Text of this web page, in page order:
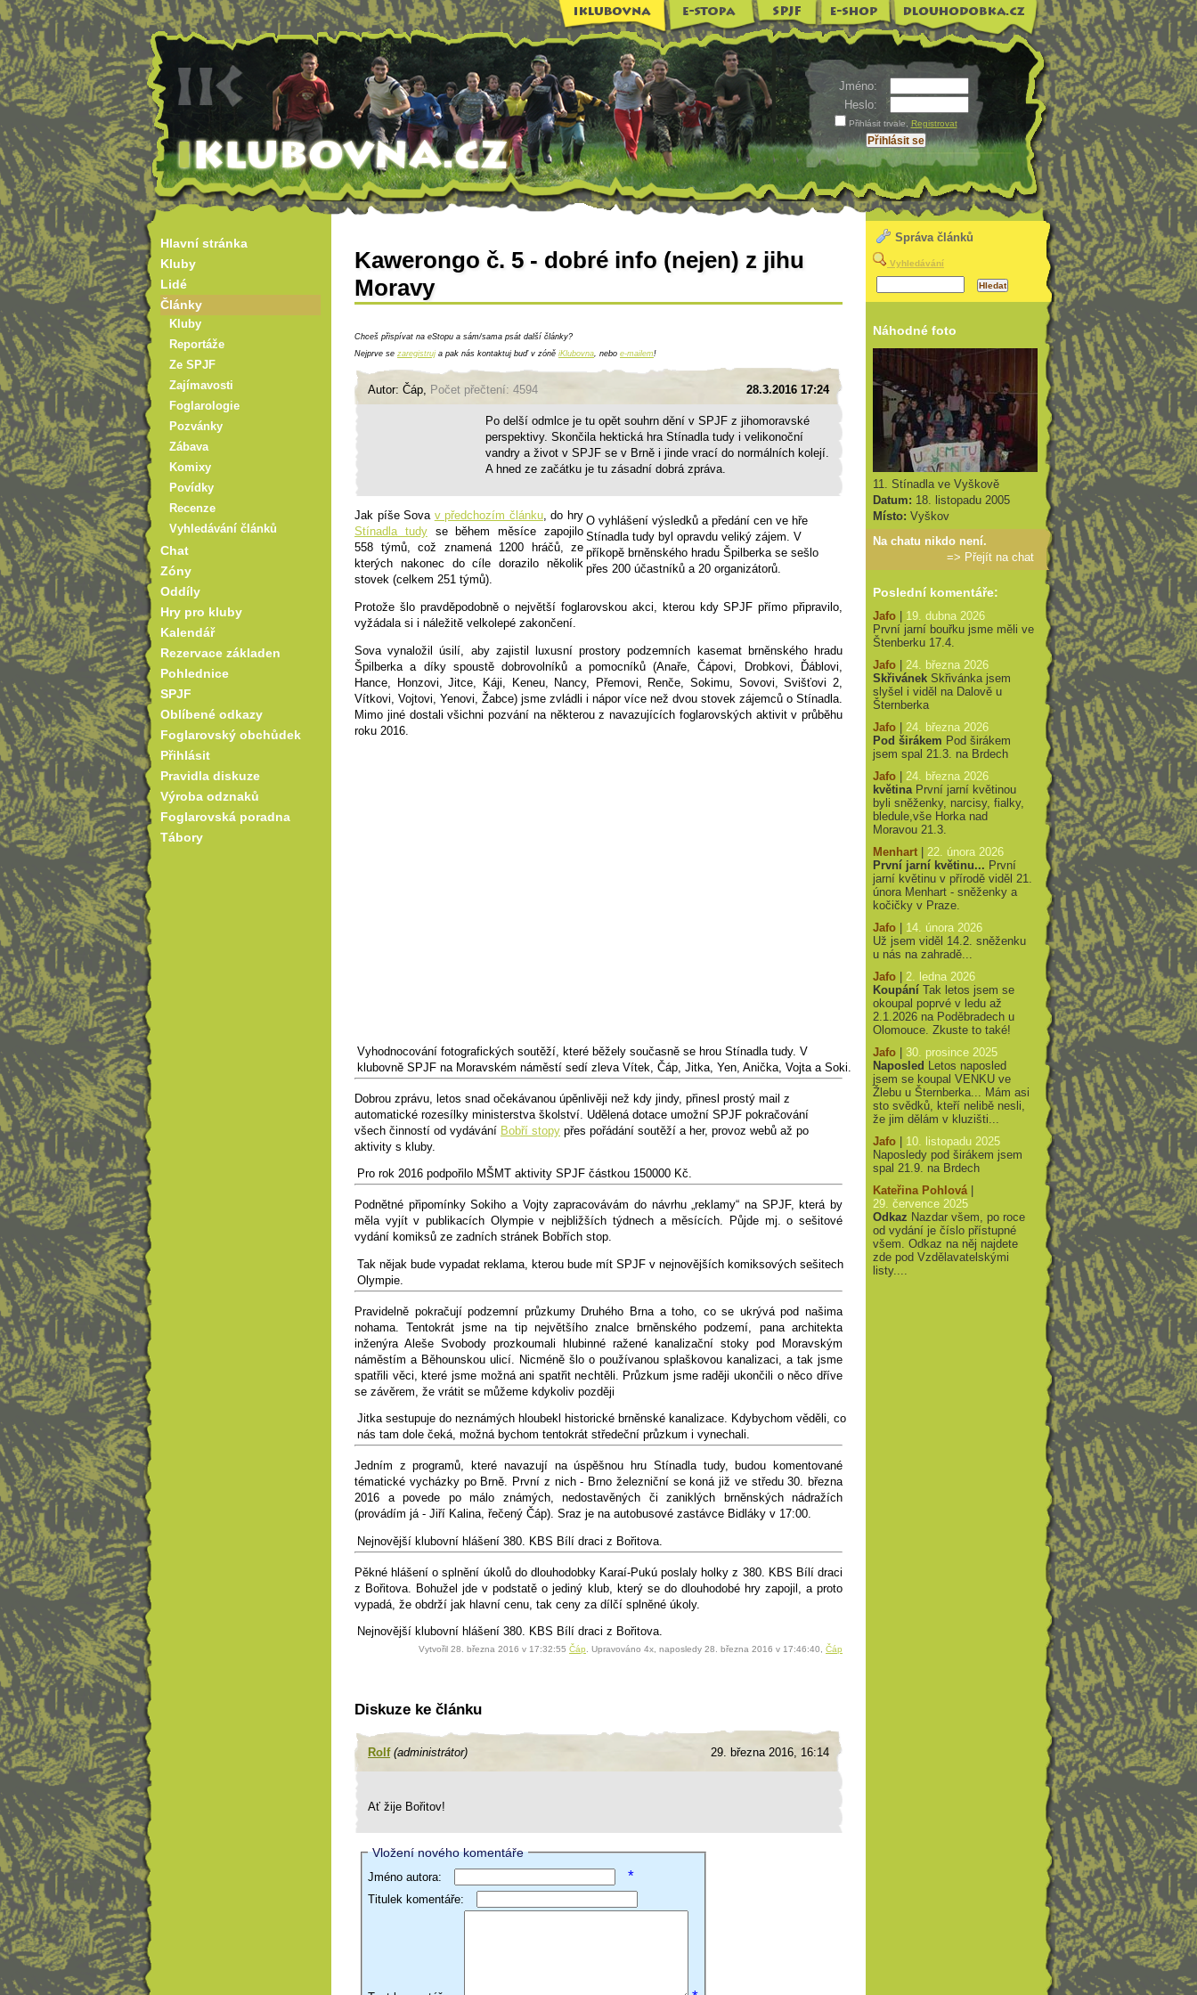
Jméno:
Heslo:
Přihlásit trvale Registrovat
Kawerongo č. 5 - dobré info (nejen) z jihu
Moravy
Chceš přispívat na eStopu a sám/sama psát další články?
Nejprve se zaregistruj a pak nás kontaktuj buď v zóně iKlubovna , nebo e-mailem!
28.3.2016 17:24
Autor: Čáp, Počet přečtení: 4594
Po delší odmlce je tu opět souhrn dění v SPJF z jihomoravské
perspektivy. Skončila hektická hra Stínadla tudy i velikonoční
vandry a život v SPJF se v Brně i jinde vrací do normálních kolejí.
A hned ze začátku je tu zásadní dobrá zpráva.
O vyhlášení výsledků a předání cen ve hře
Stínadla tudy byl opravdu veliký zájem. V
příkopě brněnského hradu Špilberka se sešlo
přes 200 účastníků a 20 organizátorů.
Jak píše Sova v předchozím článku, do hry
Stínadla tudyse během měsíce zapojilo
558 týmů, což znamená 1200 hráčů, ze
kterých nakonec do cíle dorazilo několik
stovek (celkem 251 týmů).
Protože šlo pravděpodobně o největší foglarovskou akci, kterou kdy SPJF přímo připravilo,
vyžádala si i náležitě velkolepé zakončení.
Sova vynaložil úsilí, aby zajistil luxusní prostory podzemních kasemat brněnského hradu
Špilberka a díky spoustě dobrovolníků a pomocníků (Anaře, Čápovi, Drobkovi, Ďáblovi,
Hance, Honzovi, Jitce, Káji, Keneu, Nancy, Přemovi, Renče, Sokimu, Sovovi, Svišťovi 2,
Vítkovi, Vojtovi, Yenovi, Žabce) jsme zvládli i nápor více než dvou stovek zájemců o Stínadla.
Mimo jiné dostali všichni pozvání na některou z navazujících foglarovských aktivit v průběhu
roku 2016.
Vyhodnocování fotografických soutěží, které běžely současně se hrou Stínadla tudy. V
klubovně SPJF na Moravském náměstí sedí zleva Vítek, Čáp, Jitka, Yen, Anička, Vojta a Soki.
Dobrou zprávu, letos snad očekávanou úpěnlivěji než kdy jindy, přinesl prostý mail z
automatické rozesílky ministerstva školství. Udělená dotace umožní SPJF pokračování
všech činností od vydávání Bobří stopy přes pořádání soutěží a her, provoz webů až po
aktivity s kluby.
Pro rok 2016 podpořilo MŠMT aktivity SPJF částkou 150000 Kč.
Podnětné připomínky Sokiho a Vojty zapracovávám do návrhu „reklamy“ na SPJF, která by
měla vyjít v publikacích Olympie v nejbližších týdnech a měsících. Půjde mj. o sešitové
vydání komiksů ze zadních stránek Bobřích stop.
Tak nějak bude vypadat reklama, kterou bude mít SPJF v nejnovějších komiksových sešitech
Olympie.
Pravidelně pokračují podzemní průzkumy Druhého Brna a toho, co se ukrývá pod našima
nohama. Tentokrát jsme na tip největšího znalce brněnského podzemí, pana architekta
inženýra Aleše Svobody prozkoumali hlubinné ražené kanalizační stoky pod Moravským
náměstím a Běhounskou ulicí. Nicméně šlo o používanou splaškovou kanalizaci, a tak jsme
spatřili věci, které jsme možná ani spatřit nechtěli. Průzkum jsme raději ukončili o něco dříve
se závěrem, že vrátit se můžeme kdykoliv později
Jitka sestupuje do neznámých hloubekl historické brněnské kanalizace. Kdybychom věděli, co
nás tam dole čeká, možná bychom tentokrát středeční průzkum i vynechali.
Jedním z programů, které navazují na úspěšnou hru Stínadla tudy, budou komentované
tématické vycházky po Brně. První z nich - Brno železniční se koná již ve středu 30. března
2016 a povede po málo známých, nedostavěných či zaniklých brněnských nádražích
(provádím já - Jiří Kalina, řečený Čáp). Sraz je na autobusové zastávce Bidláky v 17:00.
Nejnovější klubovní hlášení 380. KBS Bílí draci z Bořitova.
Pěkné hlášení o splnění úkolů do dlouhodobky Karaí-Pukú poslaly holky z 380. KBS Bílí draci
z Bořitova. Bohužel jde v podstatě o jediný klub, který se do dlouhodobé hry zapojil, a proto
vypadá, že obdrží jak hlavní cenu, tak ceny za dílčí splněné úkoly.
Nejnovější klubovní hlášení 380. KBS Bílí draci z Bořitova.
Vytvořil 28. března 2016 v 17:32:55 Čáp . Upravováno 4x, naposledy 28. března 2016 v 17:46:40, Čáp
Diskuze ke článku
29. března 2016, 16:14
Rolf (administrátor)
Ať žije Bořitov!
Vložení nového komentáře
Jméno autora: *
Titulek komentáře:
Správa článků
Vyhledávání
Náhodné foto
11. Stínadla ve Vyškově
Datum: 18. listopadu 2005
Místo: Vyškov
Na chatu nikdo není.
=> Přejít na chat
Poslední komentáře:
Jafo
19. dubna 2026
První jarní bouřku jsme měli ve
Štenberku 17.4.
Jafo
24. března 2026
Skřivánek Skřivánka jsem
slyšel i viděl na Dalově u
Šternberka
Jafo
24. března 2026
Pod širákem Pod širákem
jsem spal 21.3. na Brdech
Jafo
24. března 2026
květinaPrvní jarní květinou
byli sněženky, narcisy, fialky,
bledule,vše Horka nad
Moravou 21.3.
Menhart
22. února 2026
První jarní květinu... První
jarní květinu v přírodě viděl 21.
února Menhart - sněženky a
kočičky v Praze.
Jafo
14. února 2026
Už jsem viděl 14.2. sněženku
u nás na zahradě...
Jafo
2. ledna 2026
Koupání Tak letos jsem se
okoupal poprvé v ledu až
2.1.2026 na Poděbradech u
Olomouce. Zkuste to také!
Jafo
30. prosince 2025
Naposled Letos naposled
jsem se koupal VENKU ve
Žlebu u Šternberka... Mám asi
sto svědků, kteří nelibě nesli,
že jim dělám v kluzišti...
Jafo
10. listopadu 2025
Naposledy pod širákem jsem
spal 21.9. na Brdech
Kateřina Pohlová|
29. července 2025
Odkaz Nazdar všem, po roce
od vydání je číslo přístupné
všem. Odkaz na něj najdete
zde pod Vzdělavatelskými
listy....
Hlavní stránka
Kluby
Lidé
Články
Kluby
Reportáže
Ze SPJF
Zajímavosti
Foglarologie
Pozvánky
Zábava
Komixy
Povídky
Recenze
Vyhledávání článků
Chat
Zóny
Oddíly
Hry pro kluby
Kalendář
Rezervace základen
Pohlednice
SPJF
Oblíbené odkazy
Foglarovský obchůdek
Přihlásit
Pravidla diskuze
Výroba odznaků
Foglarovská poradna
Tábory